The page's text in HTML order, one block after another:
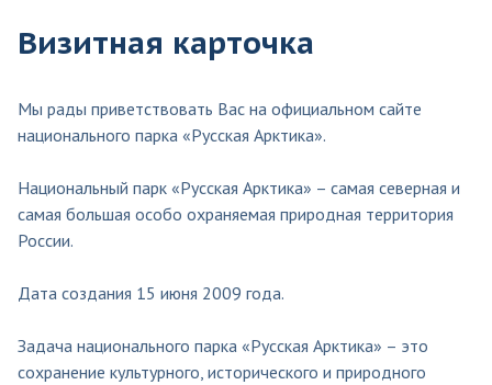
Визитная карточка
Мы рады приветствовать Вас на официальном сайте
национального парка «Русская Арктика».
Национальный парк «Русская Арктика» – самая северная и
самая большая особо охраняемая природная территория
России.
Дата создания 15 июня 2009 года.
Задача национального парка «Русская Арктика» – это
сохранение культурного, исторического и природного